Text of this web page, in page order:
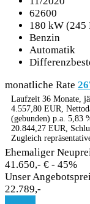
62600
180 kW (245
Benzin
Automatik
monatliche Rate
Laufzeit 36 Monate,
4.557,80 EUR,
(gebunden) p.a. 5,83
20.844,27 EUR,
Zugleich
Ehemaliger
41.650,- € - 45%
Unser
22.789,-